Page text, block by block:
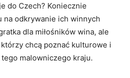
do Czech? ‍Koniecznie
na odkrywanie​ ich‍ winnych
dla ​miłośników wina, ⁤ale
chcą poznać kulturowe i‌
malowniczego kraju.